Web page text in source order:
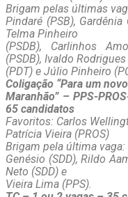
Brigam pelas últimas
Pindaré (PSB), Gardênia
Telma Pinheiro
(PSDB), Carlinhos
(PSDB), Ivaldo Rodrigues
(PDT) e Júlio Pinheiro
Coligação “Para um novo
Maranhão” – PPS-
65 candidatos
Favoritos: Carlos
Patrícia Vieira (PROS)
Brigam pela última vaga:
Genésio (SDD), Rildo
Neto (SDD) e
Vieira Lima (PPS).